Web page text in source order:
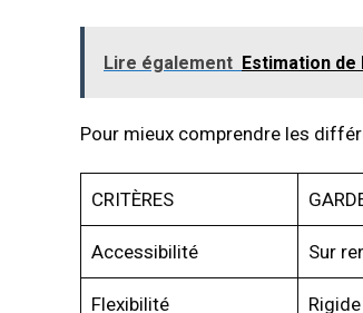
Lire également Estimation
Pour mieux comprendre les
CRITÈRES
Accessibilité Sur
Flexibilité Rigide